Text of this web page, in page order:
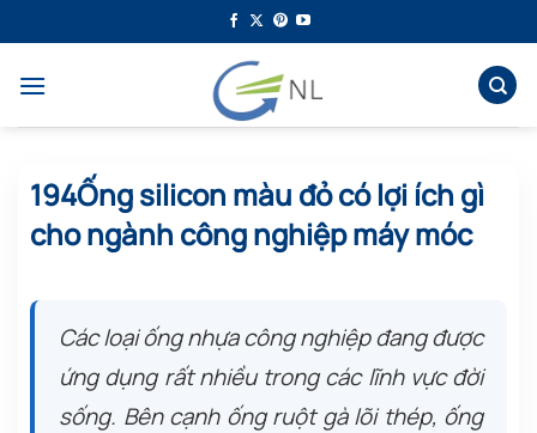
qua
dung
194Ống silicon màu đỏ có lợi ích gì
cho ngành công nghiệp máy móc
Các loại ống nhựa công nghiệp đang được
ứng dụng rất nhiều trong các lĩnh vực đời
sống. Bên cạnh ống ruột gà lõi thép, ống